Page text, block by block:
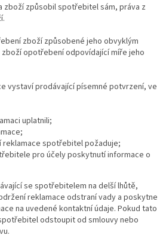
zboží způsobil spotřebitel sám, práva z
zboží způsobené jeho obvyklým
opotřebení odpovídající míře jeho
vystaví prodávající písemné potvrzení, ve
uplatnili;
reklamace spotřebitel požaduje;
pro účely poskytnutí informace o
se spotřebitelem na delší lhůtě,
reklamace odstraní vady a poskytne
na uvedené kontaktní údaje. Pokud tato
odstoupit od smlouvy nebo